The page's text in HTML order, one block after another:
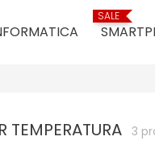
SALE
TEMPERATURA 3